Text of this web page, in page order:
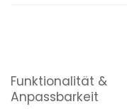
Funktionalität &
Anpassbarkeit